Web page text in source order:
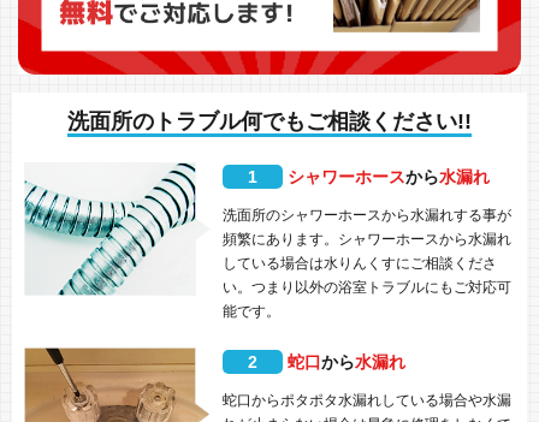
洗面所のトラブル何でもご相談ください!!
1 シャワーホースから水漏れ
洗面所のシャワーホースから水漏れする事が
頻繁にあります。シャワーホースから水漏れ
している場合は水りんくすにご相談くださ
い。つまり以外の浴室トラブルにもご対応可
能です。
2 蛇口から水漏れ
蛇口からポタポタ水漏れしている場合や水漏